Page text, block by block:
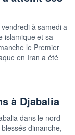
à samedi a
islamique et sa
le Premier
en Iran a été
à Djabalia
dans le nord
dimanche,